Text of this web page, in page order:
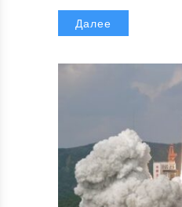
Далее